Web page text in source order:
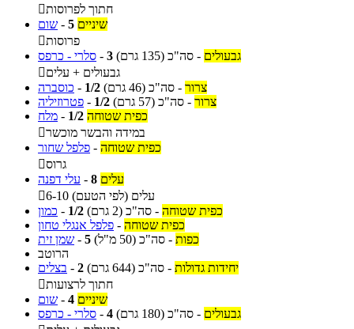
חתוך לפרוסות
שום - 5 שיניים
פרוסות
סלרי - כרפס - 3 גבעולים - סה"כ (135 גרם)
גבעולים + עלים
כוסברה - 1/2 צרור - סה"כ (46 גרם)
פטרוזיליה - 1/2 צרור - סה"כ (57 גרם)
מלח - 1/2 כפית שטוחה
במידה והבשר מוכשר
פלפל שחור - כפית שטוחה
גרוס
עלי דפנה - 8 עלים

6-10 עלים (לפי הטעם)
כמון - 1/2 כפית שטוחה - סה"כ (2 גרם)
פלפל אנגלי טחון - כפית שטוחה
שמן זית - 5 כפות - סה"כ (50 מ"ל)
הרוטב
בצלים - 2 יחידות גדולות - סה"כ (644 גרם)
חתוך לרצועות
שום - 4 שיניים
סלרי - כרפס - 4 גבעולים - סה"כ (180 גרם)